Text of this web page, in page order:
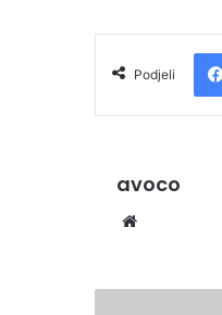
Podjeli
avoco